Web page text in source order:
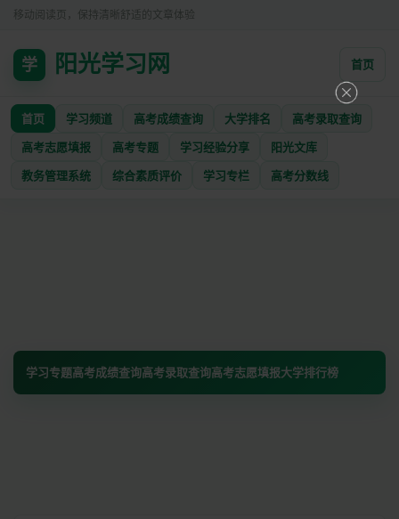
移动阅读页，保持清晰舒适的文章体验
学 阳光学习网 首页
首页 学习频道 高考成绩查询 大学排名 高考录取查询
高考志愿填报 高考专题 学习经验分享 阳光文库
教务管理系统 综合素质评价 学习专栏 高考分数线
学习专题高考成绩查询高考录取查询高考志愿填报大学排行榜